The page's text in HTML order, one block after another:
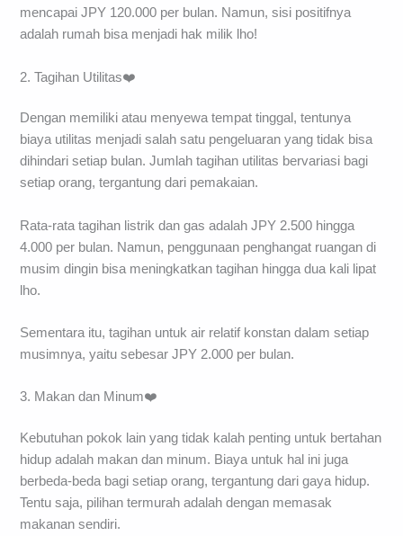
mencapai JPY 120.000 per bulan. Namun, sisi positifnya
adalah rumah bisa menjadi hak milik lho!
2. Tagihan Utilitas❤️
Dengan memiliki atau menyewa tempat tinggal, tentunya
biaya utilitas menjadi salah satu pengeluaran yang tidak bisa
dihindari setiap bulan. Jumlah tagihan utilitas bervariasi bagi
setiap orang, tergantung dari pemakaian.
Rata-rata tagihan listrik dan gas adalah JPY 2.500 hingga
4.000 per bulan. Namun, penggunaan penghangat ruangan di
musim dingin bisa meningkatkan tagihan hingga dua kali lipat
lho.
Sementara itu, tagihan untuk air relatif konstan dalam setiap
musimnya, yaitu sebesar JPY 2.000 per bulan.
3. Makan dan Minum❤️
Kebutuhan pokok lain yang tidak kalah penting untuk bertahan
hidup adalah makan dan minum. Biaya untuk hal ini juga
berbeda-beda bagi setiap orang, tergantung dari gaya hidup.
Tentu saja, pilihan termurah adalah dengan memasak
makanan sendiri.